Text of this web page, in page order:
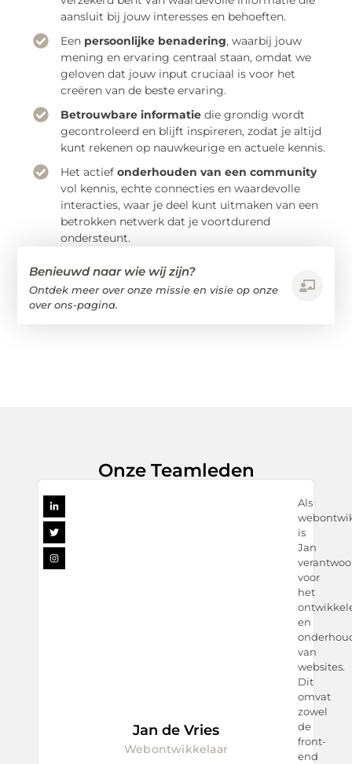
aansluit bij jouw interesses en behoeften.
Een persoonlijke benadering, waarbij jouw
mening en ervaring centraal staan, omdat we
geloven dat jouw input cruciaal is voor het
creëren van de beste ervaring.
Betrouwbare informatie die grondig wordt
gecontroleerd en blijft inspireren, zodat je altijd
kunt rekenen op nauwkeurige en actuele kennis.
Het actiefonderhouden van een community
vol kennis, echte connecties en waardevolle
interacties, waar je deel kunt uitmaken van een
betrokken netwerk dat je voortdurend
ondersteunt.
Benieuwd naar wie wij zijn?
Ontdek meer over onze missie en visie op onze
over ons-pagina.
Onze Teamleden
Jan de Vries
Webontwikkelaar
Als
is
Jan
voor
het
en
van
websites.
Dit
omvat
zowel
de
front-
end